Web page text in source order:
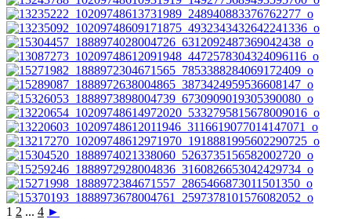
1 2 ... 4 ►